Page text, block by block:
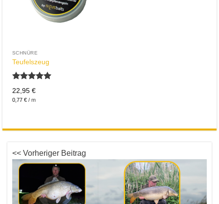
SCHNÜRE
Teufelszeug
Bewertet
mit5.00
von 5
22,95 €
0,77 €/ m
<< Vorheriger Beitrag